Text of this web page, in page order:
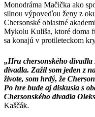
Monodráma Mačička ako
silnou výpoveďou ženy z
Chersonské oblastné
Mykolu Kuliša, ktoré doma
sa konajú v protileteckom
„Hru chersonského divadla
divadla. Zažil som jeden z
živote, som hrdý, že
Po hre bude aj diskusia s
Chersonského divadla
Kaščák.